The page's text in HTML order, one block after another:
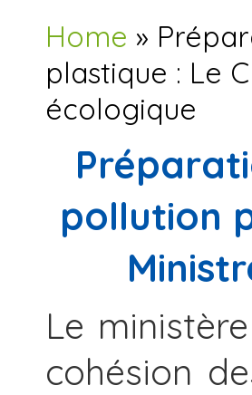
You are here
Home »
plastique : Le
écologique
pollution
Le
cohésion